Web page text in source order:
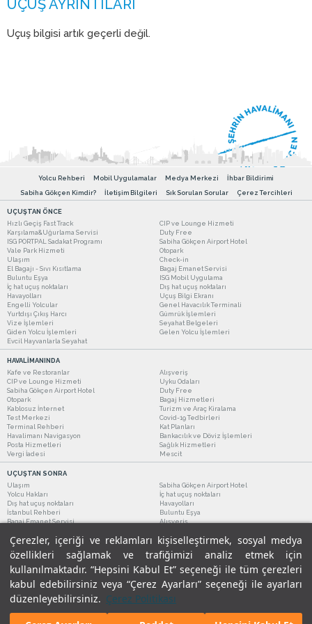
Çerezler, içeriği ve reklamları kişiselleştirmek, sosyal medya
özellikleri sağlamak ve trafiğimizi analiz etmek için
kullanılmaktadır. “Hepsini Kabul Et” seçeneği ile tüm çerezleri
kabul edebilirsiniz veya “Çerez Ayarları” seçeneği ile ayarları
düzenleyebilirsiniz. Çerez Politikası
Uçuş bilgisi artık geçerli değil.
Yolcu Rehberi Mobil Uygulamalar Medya Merkezi
İhbar Bildirimi
Sabiha Gökçen Kimdir?
İletişim Bilgileri Sık Sorulan Sorular Çerez Tercihleri
UÇUŞTAN ÖNCE
Hızlı Geçiş Fast Track
CIP ve Lounge Hizmeti
Karşılama&Uğurlama Servisi
Duty Free
ISG PORTPAL Sadakat Programı
Sabiha Gökçen Airport Hotel
Vale Park Hizmeti
Otopark
Ulaşım
Check-in
El Bagajı - Sıvı Kısıtlama
Bagaj Emanet Servisi
Buluntu Eşya
ISG Mobil Uygulama
İç hat uçuş noktaları
Dış hat uçuş noktaları
Havayolları
Uçuş Bilgi Ekranı
Engelli Yolcular
Genel Havacılık Terminali
Yurtdışı Çıkış Harcı
Gümrük İşlemleri
Vize İşlemleri
Seyahat Belgeleri
Giden Yolcu İşlemleri
Gelen Yolcu İşlemleri
Evcil Hayvanlarla Seyahat
HAVALİMANINDA
Kafe ve Restoranlar
Alışveriş
CIP ve Lounge Hizmeti
Uyku Odaları
Sabiha Gökçen Airport Hotel
Duty Free
Otopark
Bagaj Hizmetleri
Kablosuz İnternet
Turizm ve Araç Kiralama
Test Merkezi
Covid-19 Tedbirleri
Terminal Rehberi
Kat Planları
Havalimanı Navigasyon
Bankacılık ve Döviz İşlemleri
Posta Hizmetleri
Sağlık Hizmetleri
Vergi İadesi
Mescit
UÇUŞTAN SONRA
Ulaşım
Sabiha Gökçen Airport Hotel
Yolcu Hakları
İç hat uçuş noktaları
Dış hat uçuş noktaları
Havayolları
İstanbul Rehberi
Buluntu Eşya
Bagaj Emanet Servisi
Alışveriş